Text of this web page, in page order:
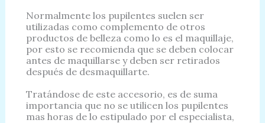
Normalmente los pupilentes suelen ser
utilizadas como complemento de otros
productos de belleza como lo es el maquillaje,
por esto se recomienda que se deben colocar
antes de maquillarse y deben ser retirados
después de desmaquillarte.
Tratándose de este accesorio, es de suma
importancia que no se utilicen los pupilentes
mas horas de lo estipulado por el especialista,